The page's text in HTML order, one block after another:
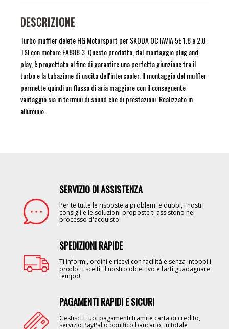
DESCRIZIONE
Turbo muffler delete HG Motorsport per SKODA OCTAVIA 5E 1.8 e 2.0
TSI con motore EA888.3. Questo prodotto, dal montaggio plug and
play, è progettato al fine di garantire una perfetta giunzione tra il
turbo e la tubazione di uscita dell'intercooler. Il montaggio del muffler
permette quindi un flusso di aria maggiore con il conseguente
vantaggio sia in termini di sound che di prestazioni. Realizzato in
alluminio.
SERVIZIO DI ASSISTENZA
Per te tutte le risposte a problemi e dubbi, i nostri
consigli e le soluzioni proposte ti assistono nel
processo d'acquisto!
SPEDIZIONI RAPIDE
Ti informi, ordini e ricevi con facilità e senza intoppi i
prodotti scelti. Il nostro obiettivo è farti guadagnare
tempo!
PAGAMENTI RAPIDI E SICURI
Gestisci i tuoi pagamenti tramite carta di credito,
servizio PayPal o bonifico bancario, in totale